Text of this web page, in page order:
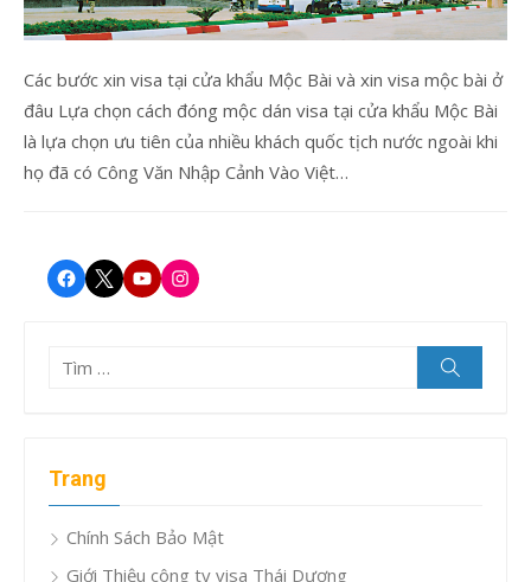
Các bước xin visa tại cửa khẩu Mộc Bài và xin visa mộc bài ở
đâu Lựa chọn cách đóng mộc dán visa tại cửa khẩu Mộc Bài
là lựa chọn ưu tiên của nhiều khách quốc tịch nước ngoài khi
họ đã có Công Văn Nhập Cảnh Vào Việt…
Facebook
TwitterYoutubeInstagram
Tìm
kiếm
Trang
Chính Sách Bảo Mật
Giới Thiệu công ty visa Thái Dương